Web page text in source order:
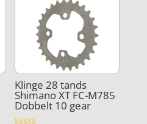
Klinge 28 tands
Shimano XT FC-M785
Dobbelt 10 gear